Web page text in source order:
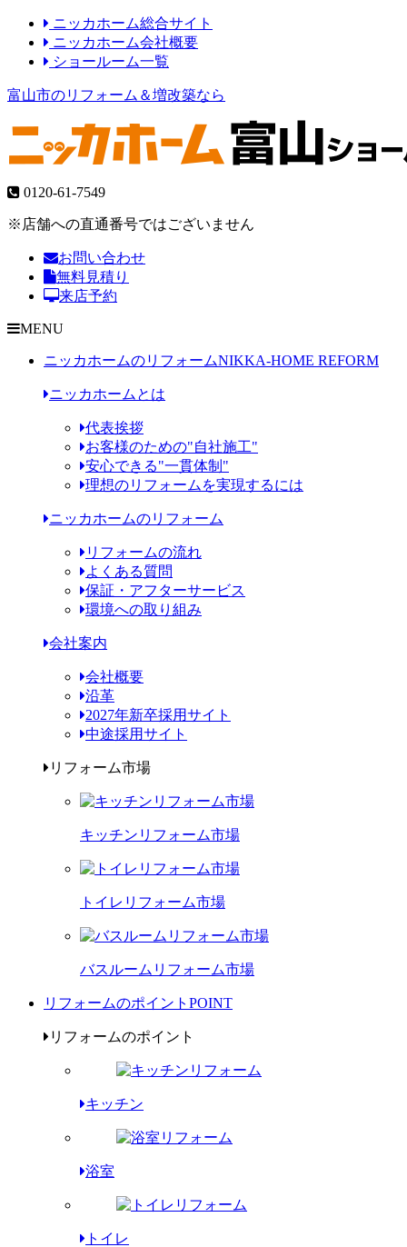
ニッカホーム総合サイト
ニッカホーム会社概要
ショールーム一覧
富山市のリフォーム＆増改築なら
0120-61-7549
※店舗への直通番号ではございません
お問い合わせ
無料見積り
来店予約
MENU
ニッカホームのリフォームNIKKA-HOME REFORM
ニッカホームとは
代表挨拶
お客様のための"自社施工"
安心できる"一貫体制"
理想のリフォームを実現するには
ニッカホームのリフォーム
リフォームの流れ
よくある質問
保証・アフターサービス
環境への取り組み
会社案内
会社概要
沿革
2027年新卒採用サイト
中途採用サイト
リフォーム市場
キッチンリフォーム市場
トイレリフォーム市場
バスルームリフォーム市場
リフォームのポイント POINT
リフォームのポイント
キッチン
浴室
トイレ